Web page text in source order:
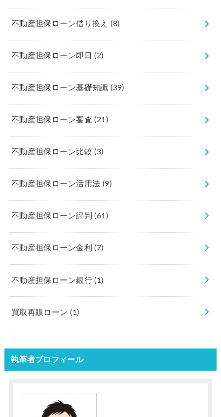
不動産担保ローン借り換え(8)
不動産担保ローン即日(2)
不動産担保ローン基礎知識(39)
不動産担保ローン審査(21)
不動産担保ローン比較(3)
不動産担保ローン活用法 (9)
不動産担保ローン評判(61)
不動産担保ローン金利(7)
不動産担保ローン銀行(1)
買取再販ローン(1)
執筆者プロフィール